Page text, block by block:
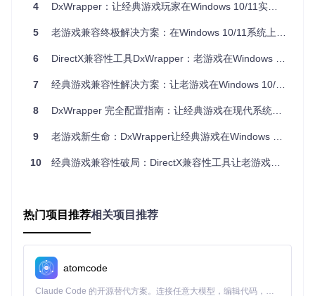
于
DDrawCompat/v0.3.2目录下，通过包装ddraw.dll实
配置系统：基于Settings/Settings.ini 文件实现功能开
关与参数调节，支持按游戏进程名差异化配置
：通过Stub/stub.dll
实现目标进程注入，支
持加载.asi扩展模块
特别值得注意的是项目中的ddraw-testing
目录，包含了针
对不同DirectX接口的兼容性测试工具，可用于验证配置方案的
有效性。
实施：五步配置法解决兼容性问题
从仓库克隆项目代码：git clone https://gitcode.c
将上述两个文件复制到游戏主程序所在目录
根据游戏需求，选择性复制对应DirectX版本的包装DLL
4 DxWrapper：让经典游戏玩家在Windows 10/11实现完美运行
5 老游戏兼容终极解决方案：在Windows 10/11系统上修复经典游戏运行难题
6 DirectX兼容性工具DxWrapper：老游戏在Windows 10/11的焕新方案
7 经典游戏兼容性解决方案：让老游戏在Windows 10/11焕发新生
8 DxWrapper 完全配置指南：让经典游戏在现代系统重生
9 老游戏新生命：DxWrapper让经典游戏在Windows 10/11焕发第二春
10 经典游戏兼容性破局：DirectX兼容性工具让老游戏在现代系统焕新
热门项目推荐相关项目推荐
atomcode
Claude Code 的开源替代方案。连接任意大模型，编辑代码，运行命令，自动验证 — 全自动执行。用 Rust 构建，极致性能。 ｜ An open-source alternative to Claude Code. Connect any LLM, edit code, run commands, and verify changes — autonomously. Built in Rust for speed. Get Started